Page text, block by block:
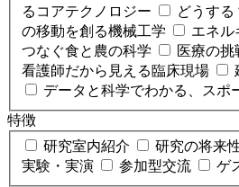
るコアテクノロジー
どうする
の移動を創る機械工学
エネル
つなぐ食と農の科学
医療の挑
看護師だから見える臨床現場
データと科学でわかる、スポ
特徴
研究室内紹介
研究の将来
実験・実演
参加型交流
ゲ